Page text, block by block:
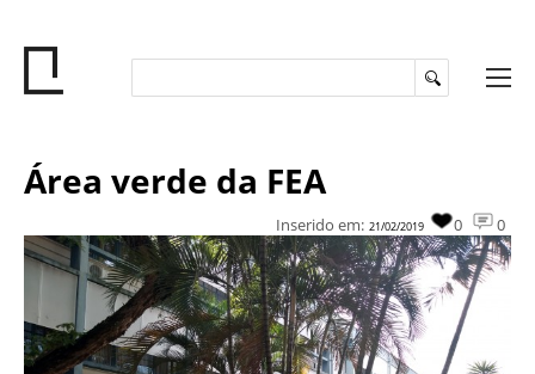
Área verde da FEA
0
0
Inserido em: 21/02/2019